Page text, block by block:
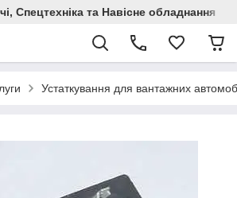
Спецтехніка та Навісне обладнання
Устаткування для вантажних